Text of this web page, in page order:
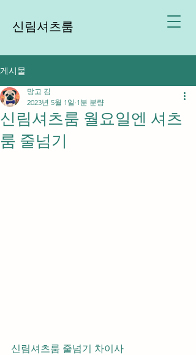
신림셔츠룸
게시물
신림셔츠룸 월요일엔 셔츠
룸 줄넘기
망고 김
2023년 5월 1일 1분 분량
신림셔츠룸 줄넘기 차이사